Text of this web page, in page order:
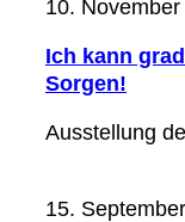
10.
Ich kann
Sorgen!
Ausstellung
15.